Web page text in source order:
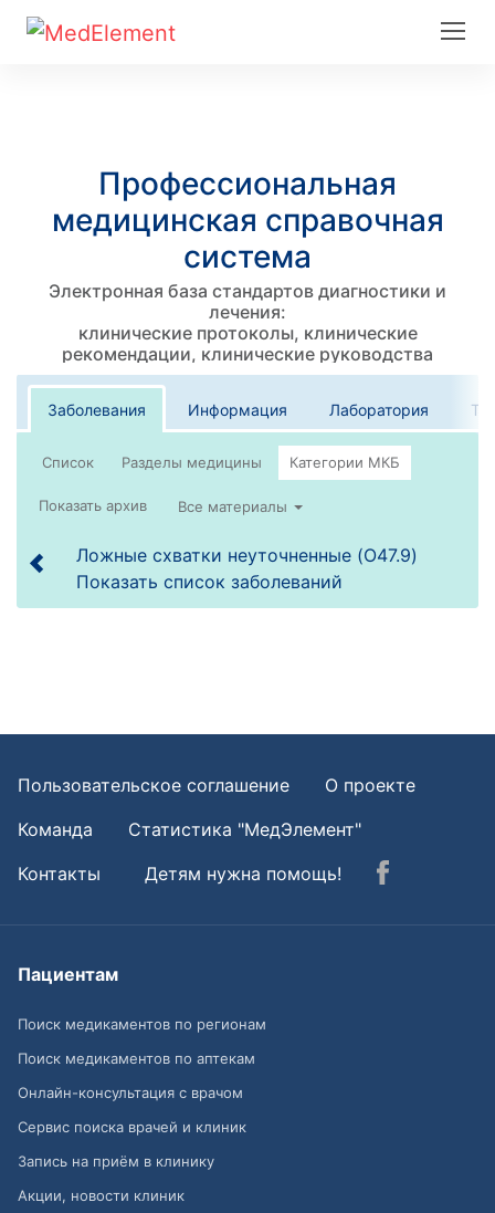
Профессиональная
медицинская справочная
система
Электронная база стандартов диагностики и
лечения:
клинические протоколы, клинические
рекомендации, клинические руководства
Заболевания Информация Лаборатория
Список
Все материалы
Ложные схватки неуточненные (O47.9)
Показать список заболеваний
Пользовательское соглашение
О проекте
Команда
Статистика "МедЭлемент"
Контакты
Детям нужна помощь!
Пациентам
Поиск медикаментов по регионам
Поиск медикаментов по аптекам
Онлайн-консультация с врачом
Сервис поиска врачей и клиник
Запись на приём в клинику
Акции, новости клиник